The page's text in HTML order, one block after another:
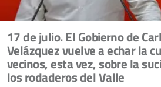
17 de julio. El Gobierno de
Velázquez vuelve a echar la
vecinos, esta vez, sobre la
los rodaderos del Valle